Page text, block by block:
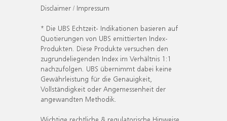
Disclaimer / Impressum
* Die UBS Echtzeit- Indikationen basieren auf
Quotierungen von UBS emittierten Index-
Produkten. Diese Produkte versuchen den
zugrundeliegenden Index im Verhältnis 1:1
nachzufolgen. UBS übernimmt dabei keine
Gewährleistung für die Genauigkeit,
Vollständigkeit oder Angemessenheit der
angewandten Methodik.